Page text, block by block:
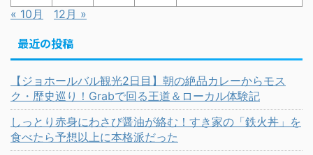
« 10月
12月 »
最近の投稿
【ジョホールバル観光2日目】朝の絶品カレーからモス
ク・歴史巡り！Grabで回る王道＆ローカル体験記
しっとり赤身にわさび醤油が絡む！すき家の「鉄火丼」を
食べたら予想以上に本格派だった